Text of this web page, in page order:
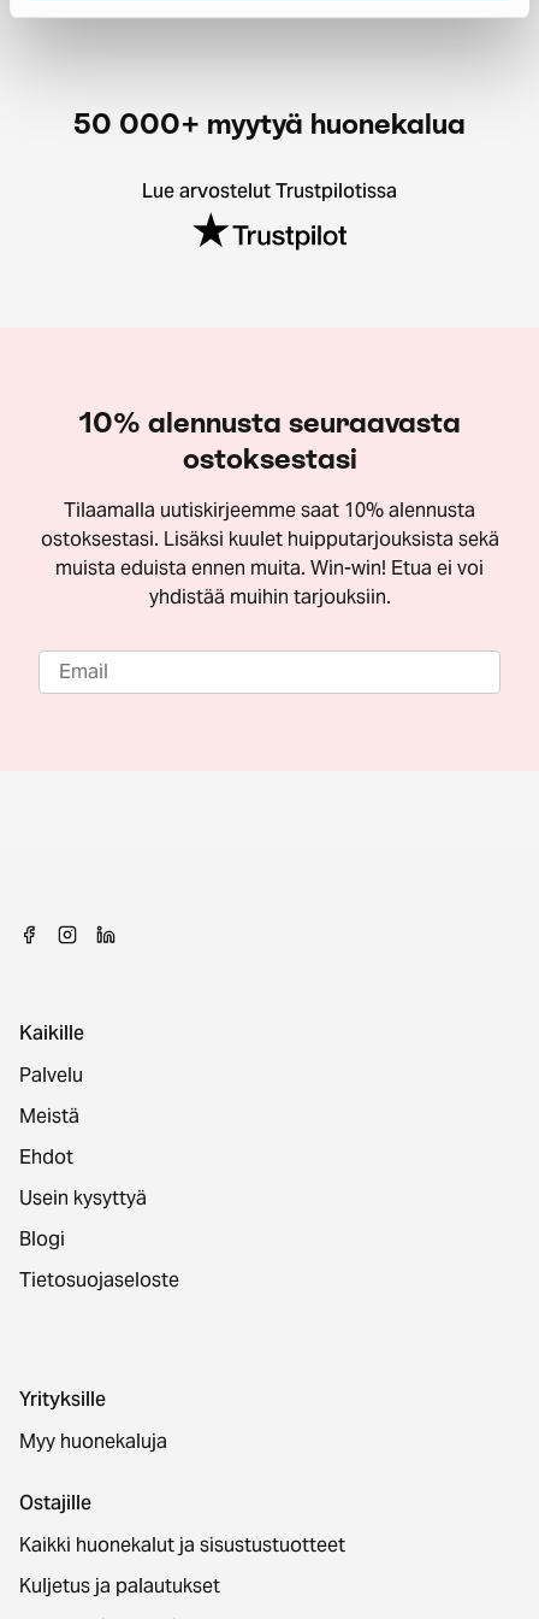
50 000+ myytyä huonekalua
Lue arvostelut Trustpilotissa
10% alennusta seuraavasta
ostoksestasi
Tilaamalla uutiskirjeemme saat 10% alennusta
ostoksestasi. Lisäksi kuulet huipputarjouksista sekä
muista eduista ennen muita. Win-win! Etua ei voi
yhdistää muihin tarjouksiin.
Kaikille
Palvelu
Meistä
Ehdot
Usein kysyttyä
Blogi
Tietosuojaseloste
Yrityksille
Myy huonekaluja
Ostajille
Kaikki huonekalut ja sisustustuotteet
Kuljetus ja palautukset